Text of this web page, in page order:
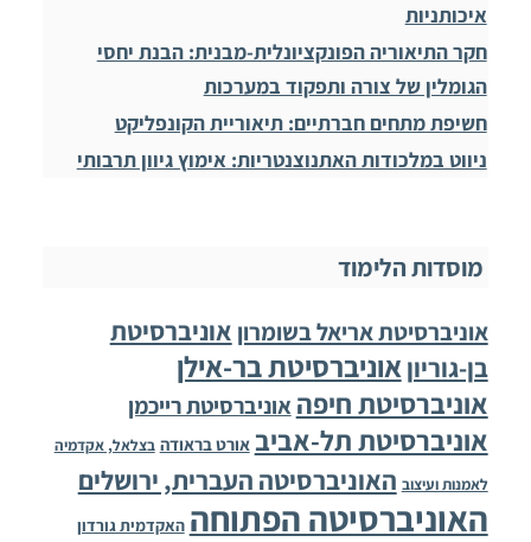
איכותניות
חקר התיאוריה הפונקציונלית-מבנית: הבנת יחסי
הגומלין של צורה ותפקוד במערכות
חשיפת מתחים חברתיים: תיאוריית הקונפליקט
ניווט במלכודות האתנוצנטריות: אימוץ גיוון תרבותי
מוסדות הלימוד
אוניברסיטת אריאל בשומרון אוניברסיטת
בן-גוריוןאוניברסיטת בר-אילן
אוניברסיטת חיפה אוניברסיטת רייכמן
אוניברסיטת תל-אביב אורט בראודה בצלאל, אקדמיה
לאמנות ועיצוב האוניברסיטה העברית, ירושלים
האוניברסיטה הפתוחה האקדמית גורדון